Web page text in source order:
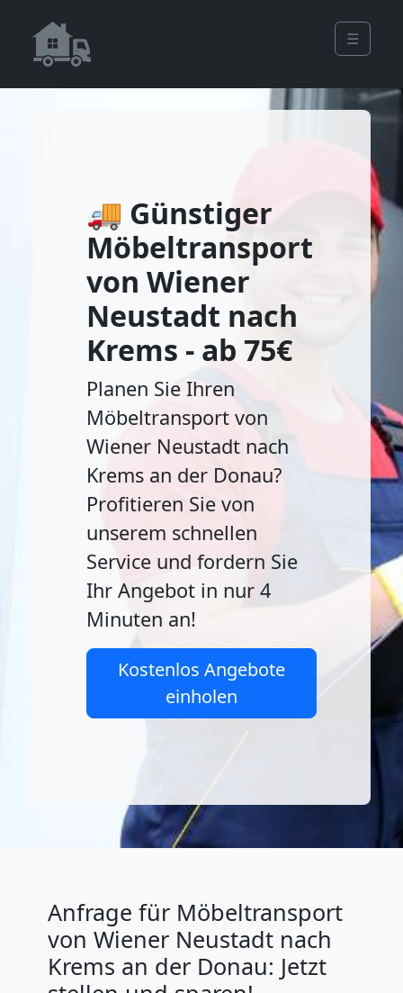
☰
🚚 Günstiger
Möbeltransport
von Wiener
Neustadt nach
Krems - ab 75€
Planen Sie Ihren
Möbeltransport von
Wiener Neustadt nach
Krems an der Donau?
Profitieren Sie von
unserem schnellen
Service und fordern Sie
Ihr Angebot in nur 4
Minuten an!
Kostenlos Angebote
einholen
Anfrage für Möbeltransport
von Wiener Neustadt nach
Krems an der Donau: Jetzt